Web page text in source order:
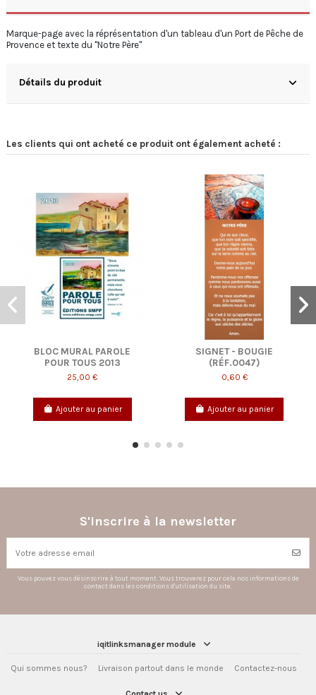
Marque-page avec la réprésentation d'un tableau d'un Port de Pêche de
Provence et texte du "Notre Père"
Détails du produit
Les clients qui ont acheté ce produit ont également acheté :
SIGNET - BOUGIE
(RÉF.0047)
0,60 €
Ajouter au panier
SIGNET - FLEURS DE
TIARÉ (RÉF. 0030)
Ajouter au panier
S'inscrire à la newsletter
Vous pouvez vous désinscrire à tout moment. Vous trouverez pour cela nos informations de
contact dans les conditions d'utilisation du site.
iqitlinksmanager module
Qui sommes nous? Livraison partout dans le monde Contactez-nous